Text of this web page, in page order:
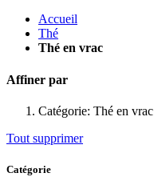
Accueil
Thé
Thé en vrac
Affiner par
Catégorie: Thé en vrac
Tout supprimer
Catégorie